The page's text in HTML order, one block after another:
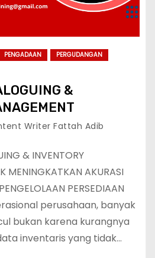
PENGADAAN
PERGUDANGAN
&
Writer Fattah Adib
& INVENTORY
MENINGKATKAN AKURASI
PERSEDIAAN
perusahaan, banyak
bukan karena kurangnya
inventaris yang tidak…